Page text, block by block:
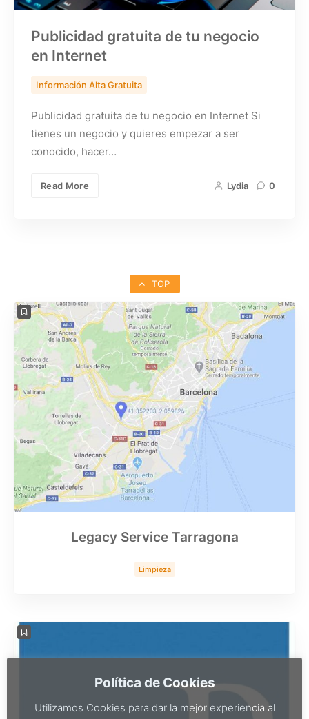
Publicidad gratuita de tu negocio
en Internet
Información Alta Gratuita
Publicidad gratuita de tu negocio en Internet Si
tienes un negocio y quieres empezar a ser
conocido, hacer…
Read More Lydia 0
TOP
Legacy Service Tarragona
Limpieza
Política de Cookies
Utilizamos Cookies para dar la mejor experiencia al